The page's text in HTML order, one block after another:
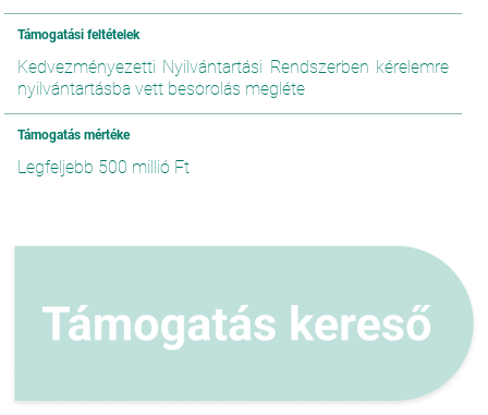
Támogatási feltételek
Kedvezményezetti Nyilvántartási Rendszerben kérelemre
nyilvántartásba vett besorolás megléte
Támogatás mértéke
Legfeljebb 500 millió Ft